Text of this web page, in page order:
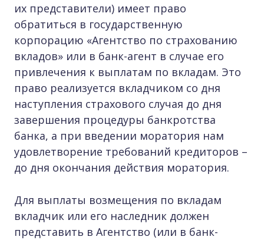
их представители) имеет право
обратиться в государственную
корпорацию «Агентство по страхованию
вкладов» или в банк-агент в случае его
привлечения к выплатам по вкладам. Это
право реализуется вкладчиком со дня
наступления страхового случая до дня
завершения процедуры банкротства
банка, а при введении моратория нам
удовлетворение требований кредиторов –
до дня окончания действия моратория.
Для выплаты возмещения по вкладам
вкладчик или его наследник должен
представить в Агентство (или в банк-